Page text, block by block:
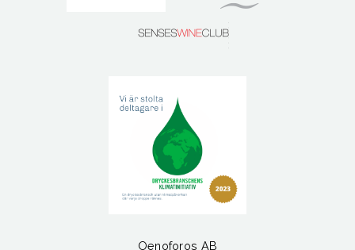
Oenoforos AB